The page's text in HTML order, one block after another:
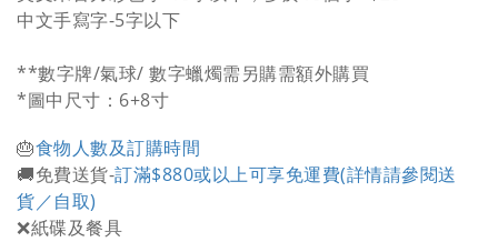
中文手寫字-5字以下
**數字牌/氣球/ 數字蠟燭需另購需額外購買
*圖中尺寸：6+8寸
🎂食物人數及訂購時間
🚚免費送貨-訂滿$880或以上可享免運費(詳情請參閱送
貨／自取)
❌紙碟及餐具